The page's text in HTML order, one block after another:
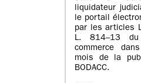
liquidateur
le portail
par les articles
L. 814–13
commerce
mois de la
BODACC.